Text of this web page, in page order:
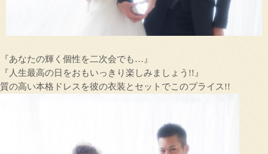
『あなたの輝く個性を二次会でも…』
『人生最高の日をおもいっきり楽しみましょう!!』
質の高い本格ドレスを彼の衣装とセットでこのプライス!!